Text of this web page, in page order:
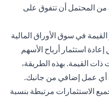
من المحتمل أن تتفوق على
في سوق الأوراق المالية
استثمار أرباح الأسهم
ذات القيمة. بهذه الطريقة،
أي عمل إضافي من جانبك.
الاستثمارات مرتبطة بنسبة